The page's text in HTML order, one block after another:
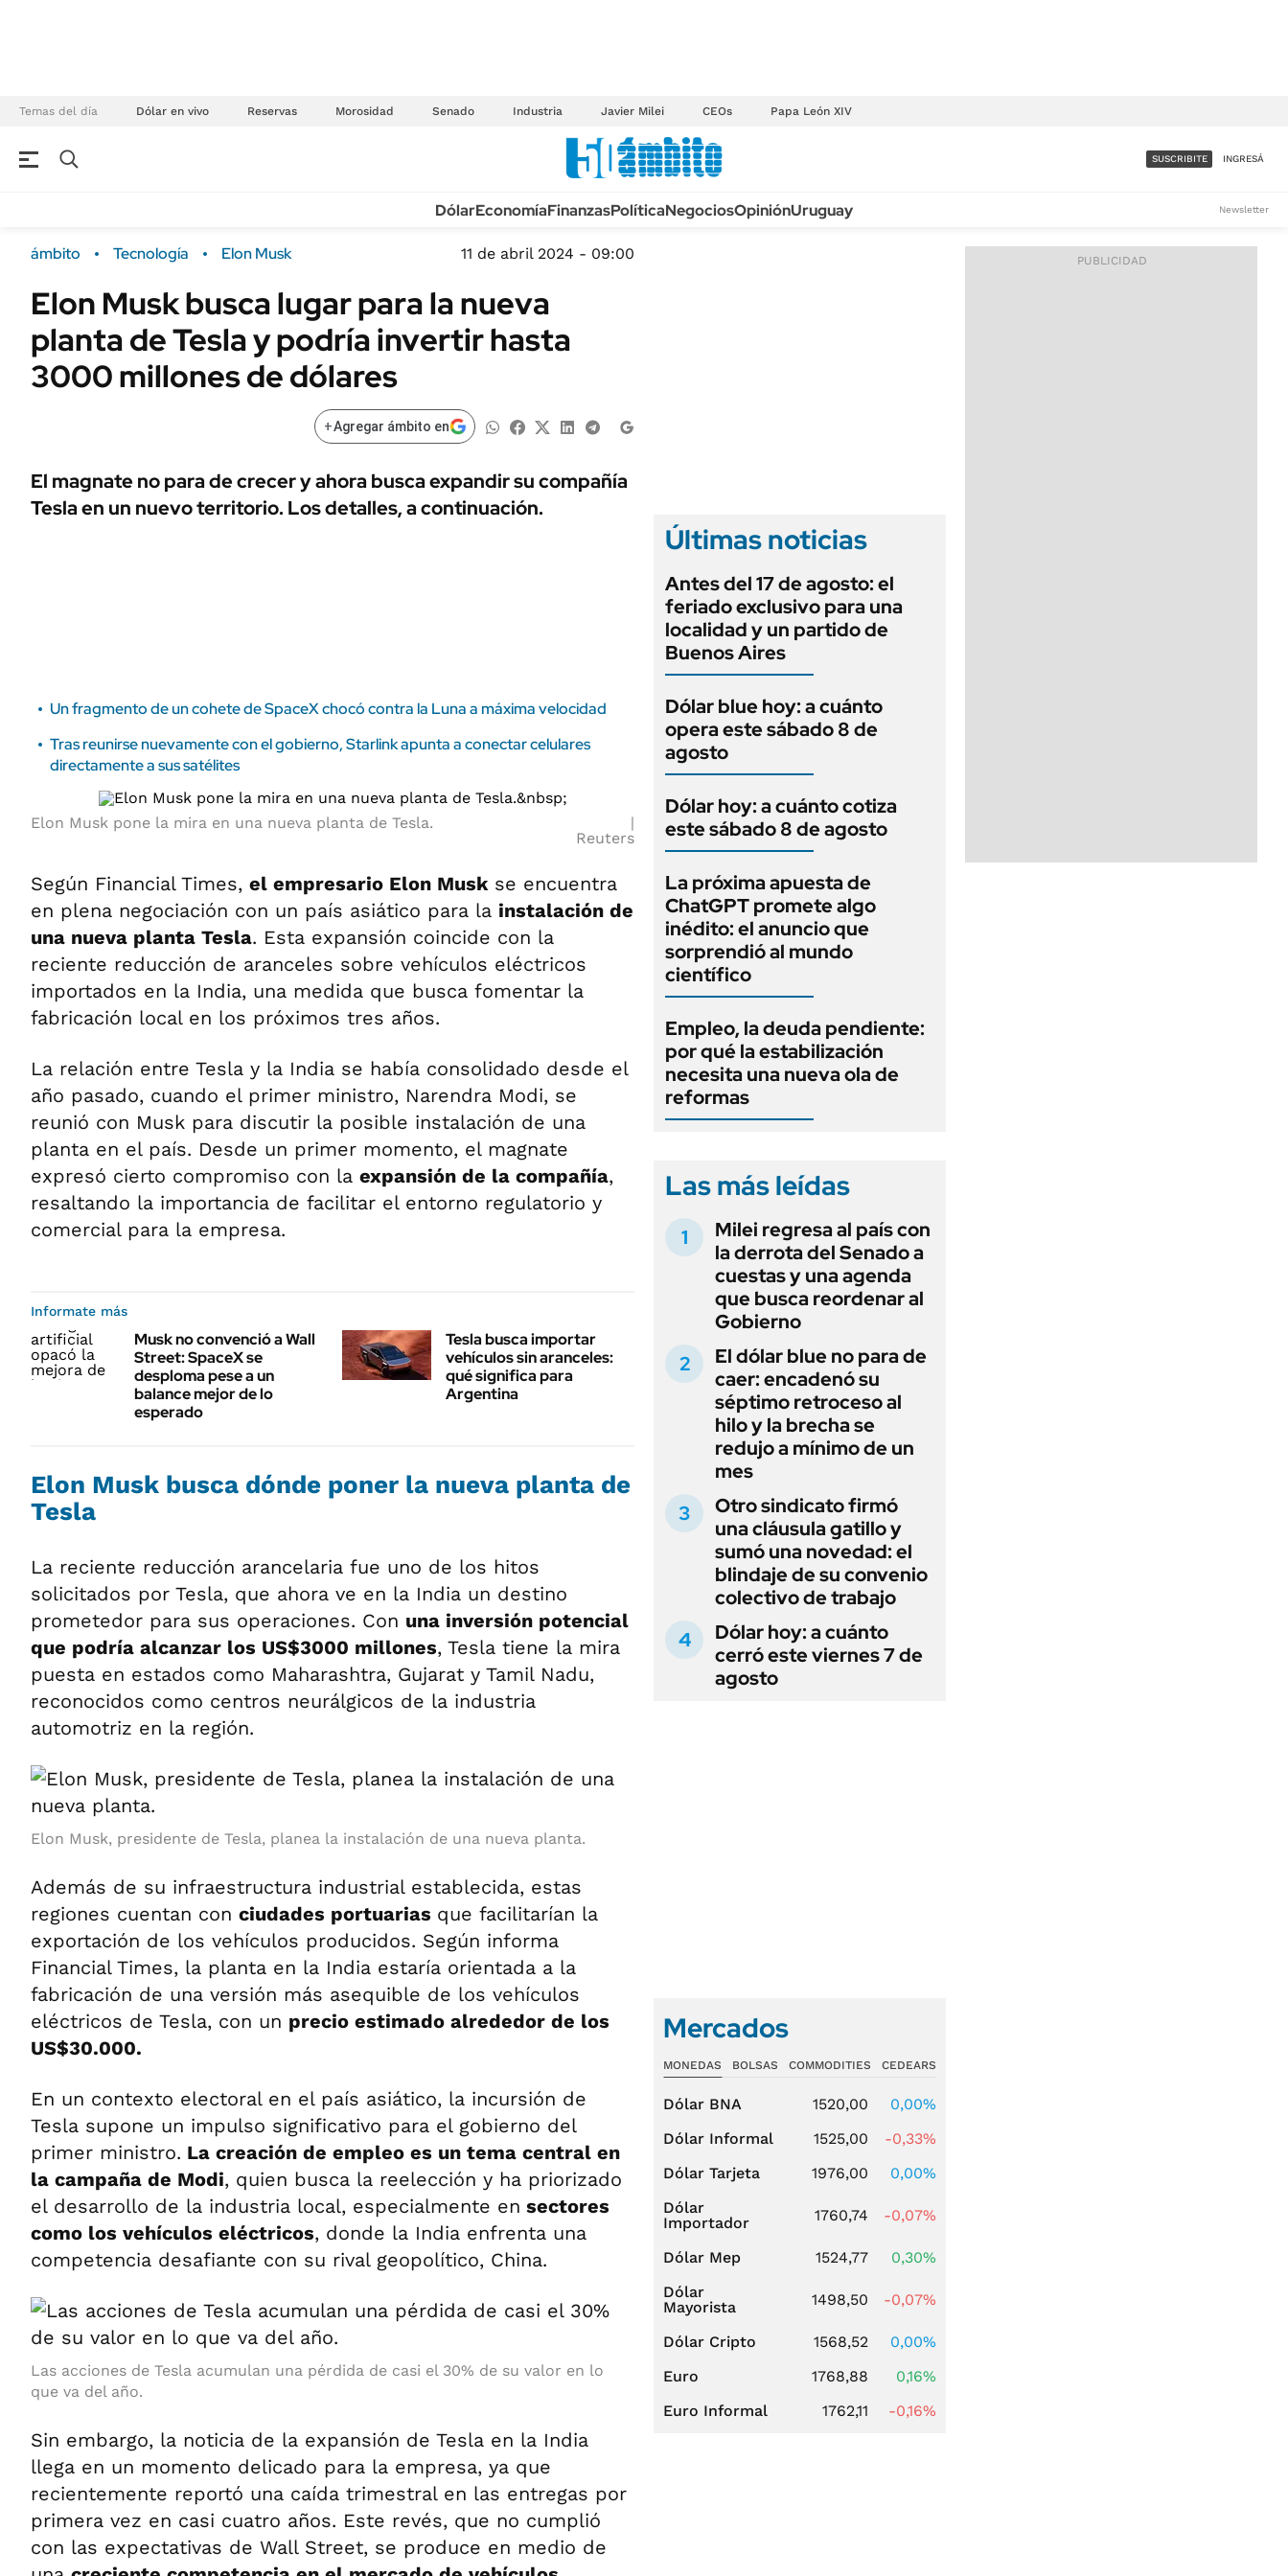
Temas del día Dólar en vivo Reservas Morosidad Senado Industria Javier Milei CEOs Papa León XIV
Campo
FINANZAS
Dólar
Sustentabilidad
ENERGY REPORT
POLÍTICA
URUGUAY
TECNOLOGÍA
MÉXICO
MUNDO
INFORMACIÓN GENERAL
AUTOS
ACCESO FULL - $1.800/MES
SUSCRIBITE INGRESÁ
DólarEconomíaFinanzasPolíticaNegociosOpiniónUruguay Newsletter
ámbito Tecnología Elon Musk 11 de abril 2024 - 09:00
Elon Musk busca lugar para la nueva
planta de Tesla y podría invertir hasta
3000 millones de dólares
+Agregar ámbito en
El magnate no para de crecer y ahora busca expandir su compañía
Tesla en un nuevo territorio. Los detalles, a continuación.
Un fragmento de un cohete de SpaceX chocó contra la Luna a máxima velocidad
Tras reunirse nuevamente con el gobierno, Starlink apunta a conectar celulares
directamente a sus satélites
Elon Musk pone la mira en una nueva planta de Tesla.
Reuters
Según Financial Times, el empresario Elon Muskse encuentra
en plena negociación con un país asiático para la instalación de
una nueva planta Tesla. Esta expansión coincide con la
reciente reducción de aranceles sobre vehículos eléctricos
importados en la India, una medida que busca fomentar la
fabricación local en los próximos tres años.
La relación entre Tesla y la India se había consolidado desde el
año pasado, cuando el primer ministro, Narendra Modi, se
reunió con Musk para discutir la posible instalación de una
planta en el país. Desde un primer momento, el magnate
expresó cierto compromiso con la expansión de la compañía,
resaltando la importancia de facilitar el entorno regulatorio y
comercial para la empresa.
Informate más
Musk no convenció a Wall
Street: SpaceX se
desploma pese a un
balance mejor de lo
esperado
Tesla busca importar
vehículos sin aranceles:
qué significa para
Argentina
Elon Musk busca dónde poner la nueva planta de
Tesla
La reciente reducción arancelaria fue uno de los hitos
solicitados por Tesla, que ahora ve en la India un destino
prometedor para sus operaciones. Con una inversión potencial
que podría alcanzar los US$3000 millones, Tesla tiene la mira
puesta en estados como Maharashtra, Gujarat y Tamil Nadu,
reconocidos como centros neurálgicos de la industria
automotriz en la región.
Elon Musk, presidente de Tesla, planea la instalación de una nueva planta.
Además de su infraestructura industrial establecida, estas
regiones cuentan con ciudades portuarias que facilitarían la
exportación de los vehículos producidos. Según informa
Financial Times, la planta en la India estaría orientada a la
fabricación de una versión más asequible de los vehículos
eléctricos de Tesla, con un precio estimado alrededor de los
US$30.000.
En un contexto electoral en el país asiático, la incursión de
Tesla supone un impulso significativo para el gobierno del
primer ministro. La creación de empleo es un tema central en
la campaña de Modi, quien busca la reelección y ha priorizado
el desarrollo de la industria local, especialmente en sectores
como los vehículos eléctricos, donde la India enfrenta una
competencia desafiante con su rival geopolítico, China.
Las acciones de Tesla acumulan una pérdida de casi el 30% de su valor en lo
que va del año.
Sin embargo, la noticia de la expansión de Tesla en la India
llega en un momento delicado para la empresa, ya que
recientemente reportó una caída trimestral en las entregas por
primera vez en casi cuatro años. Este revés, que no cumplió
con las expectativas de Wall Street, se produce en medio de
Últimas noticias
Antes del 17 de agosto: el
feriado exclusivo para una
localidad y un partido de
Buenos Aires
Dólar blue hoy: a cuánto
opera este sábado 8 de
agosto
Dólar hoy: a cuánto cotiza
este sábado 8 de agosto
La próxima apuesta de
ChatGPT promete algo
inédito: el anuncio que
sorprendió al mundo
científico
Empleo, la deuda pendiente:
por qué la estabilización
necesita una nueva ola de
reformas
Las más leídas
Milei regresa al país con
la derrota del Senado a
cuestas y una agenda
que busca reordenar al
Gobierno
El dólar blue no para de
caer: encadenó su
séptimo retroceso al
hilo y la brecha se
redujo a mínimo de un
mes
Otro sindicato firmó
una cláusula gatillo y
sumó una novedad: el
blindaje de su convenio
colectivo de trabajo
Dólar hoy: a cuánto
cerró este viernes 7 de
agosto
Mercados
MONEDAS BOLSAS COMMODITIES CEDEARS
Dólar BNA 1520,00
0,00%
Dólar Informal
1525,00
-0,33%
Dólar Tarjeta
1976,00
0,00%
Dólar
Importador
1760,74 -0,07%
Dólar Mep 1524,77
0,30%
Dólar
Mayorista
1498,50 -0,07%
Dólar Cripto 1568,52
0,00%
Euro
1768,88
0,16%
Euro Informal
1762,11 -0,16%